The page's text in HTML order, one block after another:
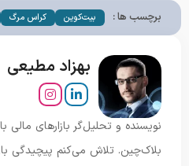
برچسب ها : بیت‌کوین کراس مرگ
بهزاد مطیعی
نویسنده و تحلیل‌گر بازارهای مالی با
بلاک‌چین. تلاش می‌کنم پیچیدگی